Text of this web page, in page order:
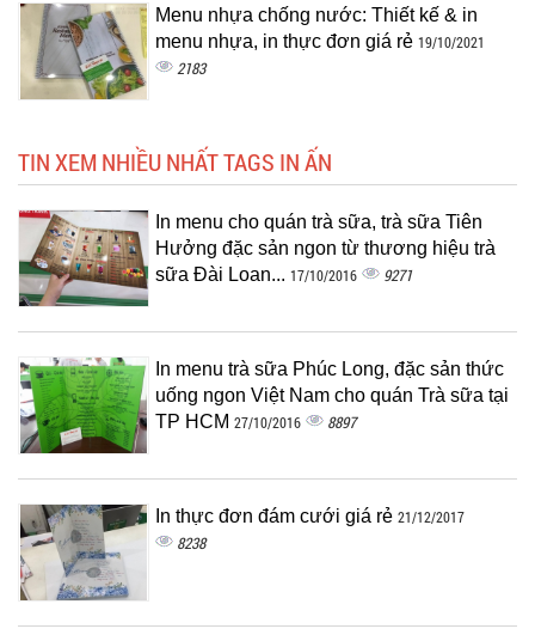
Menu nhựa chống nước: Thiết kế & in
menu nhựa, in thực đơn giá rẻ 19/10/2021
2183
TIN XEM NHIỀU NHẤT TAGS IN ẤN
In menu cho quán trà sữa, trà sữa Tiên
Hưởng đặc sản ngon từ thương hiệu trà
sữa Đài Loan... 17/10/2016 9271
In menu trà sữa Phúc Long, đặc sản thức
uống ngon Việt Nam cho quán Trà sữa tại
TP HCM 27/10/2016 8897
In thực đơn đám cưới giá rẻ 21/12/2017
8238